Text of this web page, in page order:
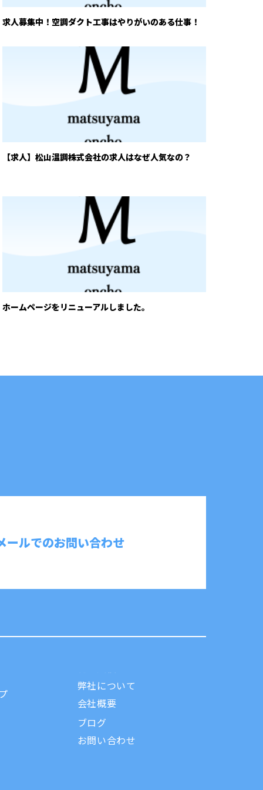
求人募集中！空調ダクト工事はやりがいのある仕事！
【求人】松山温調株式会社の求人はなぜ人気なの？
ホームページをリニューアルしました。
ールでのお問い合わせ
弊社について
会社概要
ブログ
お問い合わせ